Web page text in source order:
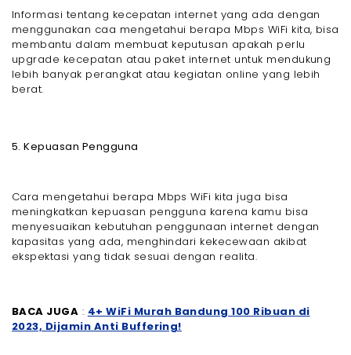
Informasi tentang kecepatan internet yang ada dengan
menggunakan caa mengetahui berapa Mbps WiFi kita, bisa
membantu dalam membuat keputusan apakah perlu
upgrade kecepatan atau paket internet untuk mendukung
lebih banyak perangkat atau kegiatan online yang lebih
berat.
5. Kepuasan Pengguna
Cara mengetahui berapa Mbps WiFi kita juga bisa
meningkatkan kepuasan pengguna karena kamu bisa
menyesuaikan kebutuhan penggunaan internet dengan
kapasitas yang ada, menghindari kekecewaan akibat
ekspektasi yang tidak sesuai dengan realita.
BACA JUGA : 4+ WiFi Murah Bandung 100 Ribuan di
2023, Dijamin Anti Buffering!